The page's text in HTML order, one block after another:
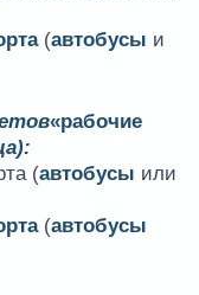
(автобусы и
«рабочие
(автобусы или
(автобусы